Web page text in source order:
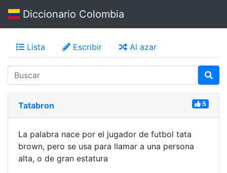
Diccionario Colombia
Lista Escribir Al azar
Tatabron 5
La palabra nace por el jugador de futbol tata
brown, pero se usa para llamar a una persona
alta, o de gran estatura